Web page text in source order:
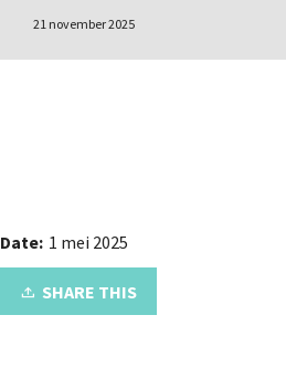
21 november 2025
Date: 1 mei 2025
SHARE THIS